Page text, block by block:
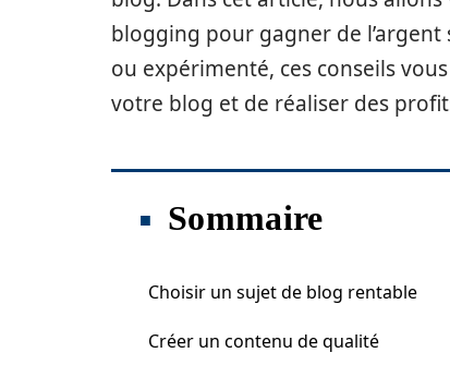
blogging pour gagner de
ou expérimenté, ces conseils
votre blog et de réaliser des
Sommaire
Choisir un sujet de blog rentable
Créer un contenu de qualité